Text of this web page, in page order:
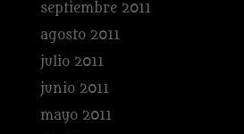
septiembre 2011
agosto 2011
julio 2011
junio 2011
mayo 2011